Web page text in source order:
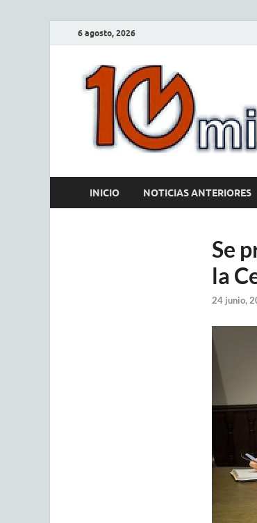
6 agosto, 2026
INICIO NOTICIAS ANTERIORES
Se
la
24 junio,